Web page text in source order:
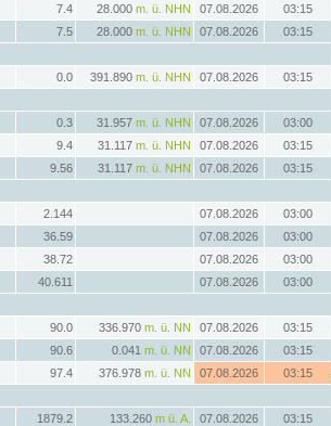
7.4 28.000 m. ü. NHN 07.08.2026 03:15
7.5 28.000 m. ü. NHN 07.08.2026 03:15
0.0 391.890 m. ü. NHN 07.08.2026 03:15
0.3 31.957 m. ü. NHN 07.08.2026 03:00
9.4 31.117 m. ü. NHN 07.08.2026 03:15
9.56 31.117 m. ü. NHN 07.08.2026 03:15
2.144 07.08.2026 03:00
36.59 07.08.2026 03:00
38.72 07.08.2026 03:00
40.611 07.08.2026 03:00
90.0 336.970 m. ü. NN 07.08.2026 03:15
90.6 0.041 m. ü. NN 07.08.2026 03:15
97.4 376.978 m. ü. NN 07.08.2026 03:15
1879.2 133.260 m ü. A. 07.08.2026 03:15